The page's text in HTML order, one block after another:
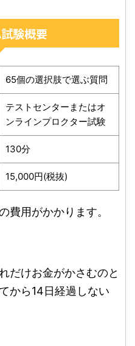
験概要
65個の選択肢で選ぶ質問
テストセンターまたはオ
ンラインプロクター試験
130分
15,000円(税抜)
費用がかかります。
だけお金がかさむのと
から14日経過しない